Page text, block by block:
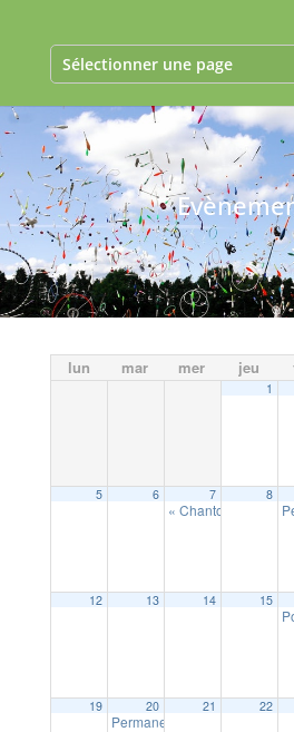
Sélectionner une page
lun mar mer jeu
1
5 6 7
« Chantons
8
12 13 14 15
19 20
Permanence mutuelle
21 22